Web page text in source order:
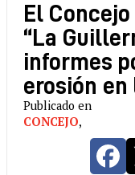
El
“La
informes
erosión en
Publicado en
CONCEJO,